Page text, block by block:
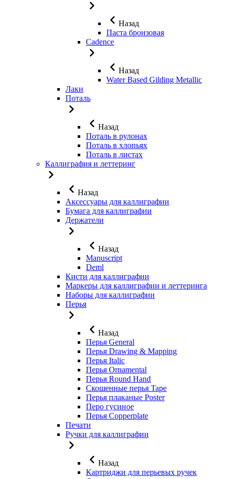
Назад
Паста бронзовая
Cadence
Назад
Water Based Gilding Metallic
Лаки
Поталь
Назад
Поталь в рулонах
Поталь в хлопьях
Поталь в листах
Каллиграфия и леттеринг
Назад
Аксессуары для каллиграфии
Бумага для каллиграфии
Держатели
Назад
Manuscript
Deml
Кисти для каллиграфии
Маркеры для каллиграфии и леттеринга
Наборы для каллиграфии
Перья
Назад
Перья General
Перья Drawing & Mapping
Перья Italic
Перья Ornamental
Перья Round Hand
Скошенные перья Tape
Перья плаканые Poster
Перо гусиное
Перья Copperplate
Печати
Ручки для каллиграфии
Назад
Картриджи для перьевых ручек